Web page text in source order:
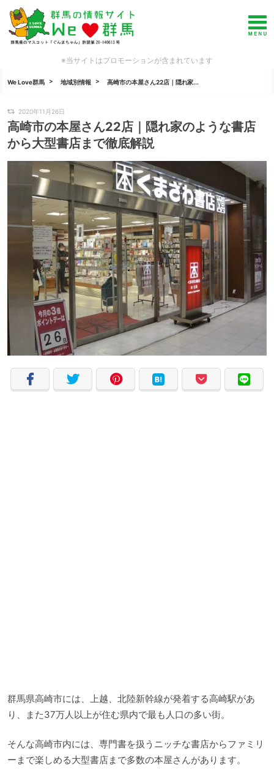
※当サイトはプロモーションが含まれています
We Love群馬 地域別情報 高崎市の本屋さん22店｜隠れ家...
2020年11月26日
高崎市の本屋さん22店｜隠れ家のような書店
から大型書店まで徹底解説
群馬県高崎市には、上越、北陸新幹線が発着する高崎駅があ
り、また37万人以上が住む県内で最も人口の多い街。
そんな高崎市内には、専門書を扱うニッチな書店からファミリ
ーまで楽しめる大型書店まで多数の本屋さんがあります。